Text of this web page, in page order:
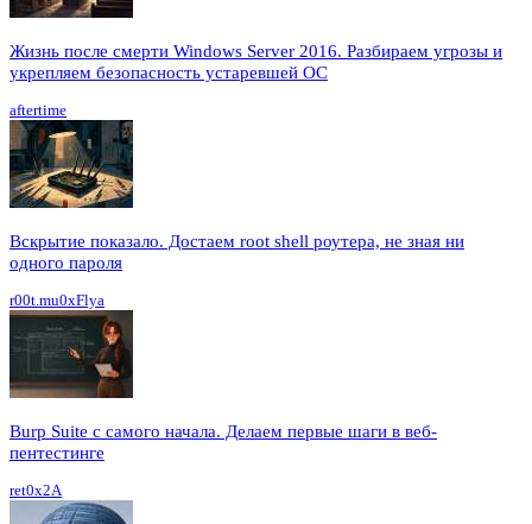
Жизнь после смерти Windows Server 2016. Разбираем угрозы и
укрепляем безопасность устаревшей ОС
aftertime
Вскрытие показало. Достаем root shell роутера, не зная ни
одного пароля
r00t.mu0xFlya
Burp Suite с самого начала. Делаем первые шаги в веб-
пентестинге
ret0x2A